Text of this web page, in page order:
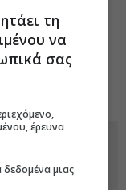
για τους
χρυσού στις
τη
να
σας
έρευνα
μιας